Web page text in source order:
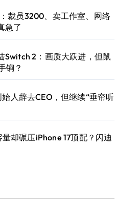
裁员3200、卖工作室、网络
急了
Switch 2：画质大跃进，但鼠
锏？
人辞去CEO，但继续“垂帘听
却碾压iPhone 17顶配？闪迪